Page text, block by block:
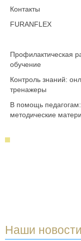
Контакты
FURANFLEX
Профилактическая
обучение
Контроль знаний:
тренажеры
В помощь педагогам:
методические
Наши новости